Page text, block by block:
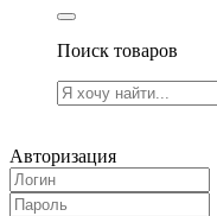
Поиск товаров
Авторизация